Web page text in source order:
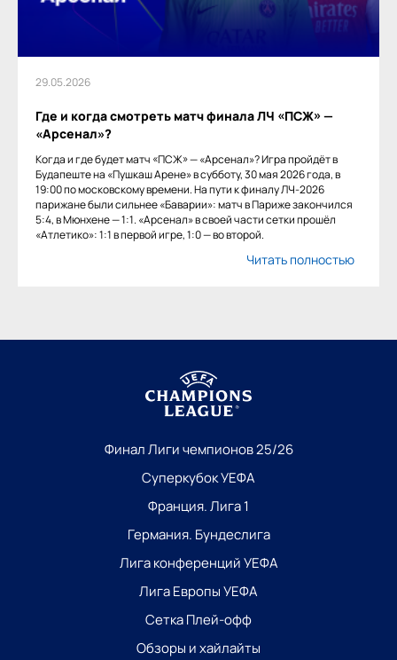
29.05.2026
Где и когда смотреть матч финала ЛЧ «ПСЖ» —
«Арсенал»?
Когда и где будет матч «ПСЖ» — «Арсенал»? Игра пройдёт в
Будапеште на «Пушкаш Арене» в субботу, 30 мая 2026 года, в
19:00 по московскому времени. На пути к финалу ЛЧ-2026
парижане были сильнее «Баварии»: матч в Париже закончился
5:4, в Мюнхене — 1:1. «Арсенал» в своей части сетки прошёл
«Атлетико»: 1:1 в первой игре, 1:0 — во второй.
Читать полностью
Финал Лиги чемпионов 25/26
Суперкубок УЕФА
Франция. Лига 1
Германия. Бундеслига
Лига конференций УЕФА
Лига Европы УЕФА
Сетка Плей-офф
Обзоры и хайлайты